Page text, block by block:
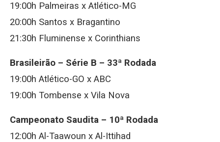
19:00h Palmeiras x Atlético-MG
20:00h Santos x Bragantino
21:30h Fluminense x Corinthians
Brasileirão – Série B – 33ª Rodada
19:00h Atlético-GO x ABC
19:00h Tombense x Vila Nova
Campeonato Saudita – 10ª Rodada
12:00h Al-Taawoun x Al-Ittihad